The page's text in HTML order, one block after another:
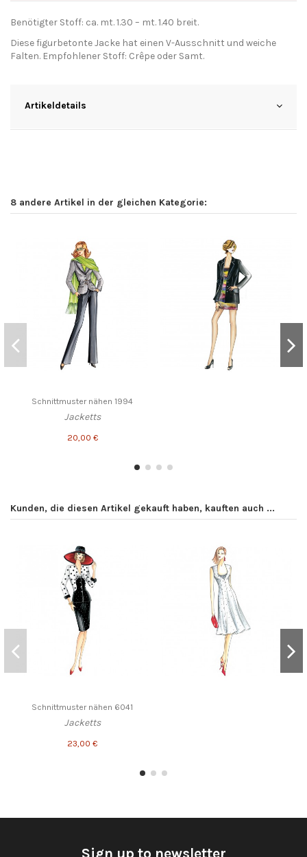
Benötigter Stoff: ca. mt. 1.30 – mt. 1.40 breit.
Diese figurbetonte Jacke hat einen V-Ausschnitt und weiche
Falten. Empfohlener Stoff: Crêpe oder Samt.
Artikeldetails
8 andere Artikel in der gleichen Kategorie:
Schnittmuster nähen 1994
Jacketts
20,00 €
Kunden, die diesen Artikel gekauft haben, kauften auch ...
Schnittmuster nähen 6041
Jacketts
23,00 €